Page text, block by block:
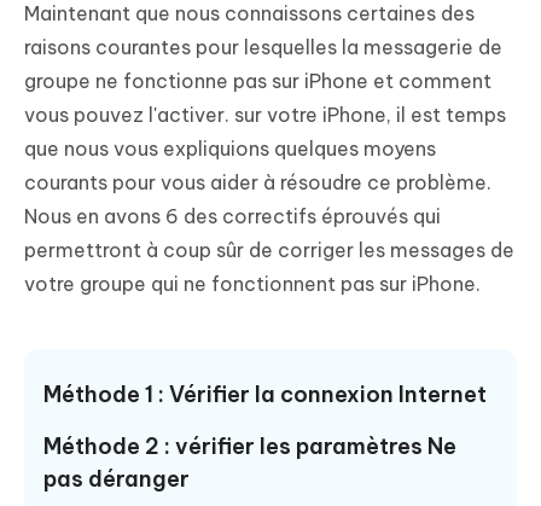
Maintenant que nous connaissons certaines des
raisons courantes pour lesquelles la messagerie de
groupe ne fonctionne pas sur iPhone et comment
vous pouvez l'activer. sur votre iPhone, il est temps
que nous vous expliquions quelques moyens
courants pour vous aider à résoudre ce problème.
Nous en avons 6 des correctifs éprouvés qui
permettront à coup sûr de corriger les messages de
votre groupe qui ne fonctionnent pas sur iPhone.
Méthode 1 : Vérifier la connexion Internet
Méthode 2 : vérifier les paramètres Ne
pas déranger